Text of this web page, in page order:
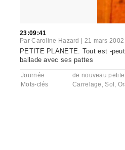
23:09:41
ParCaroline Hazard 21 mars 2002
PETITE PLANETE. Tout est -
ballade avec ses pattes
Journée
de nouveau petite
Mots-clés
Carrelage , Sol ,